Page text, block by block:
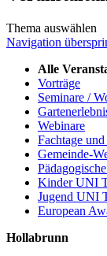
Thema auswählen
Navigation
Alle
Vorträge
Seminare /
Webinare
Fachtage
Gemeinde-
Kinder UNI
Jugend UNI
European
Hollabrunn